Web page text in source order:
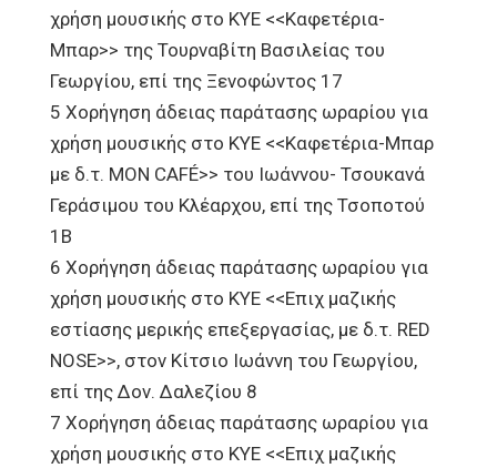
χρήση μουσικής στο ΚΥΕ <<Καφετέρια-
Μπαρ>> της Τουρναβίτη Βασιλείας του
Γεωργίου, επί της Ξενοφώντος 17
5 Χορήγηση άδειας παράτασης ωραρίου για
χρήση μουσικής στο ΚΥΕ <<Καφετέρια-Μπαρ
με δ.τ. ΜΟΝ CAFÉ>> του Ιωάννου- Τσουκανά
Γεράσιμου του Κλέαρχου, επί της Τσοποτού
1Β
6 Χορήγηση άδειας παράτασης ωραρίου για
χρήση μουσικής στο ΚΥΕ <<Επιχ μαζικής
εστίασης μερικής επεξεργασίας, με δ.τ. RED
NOSE>>, στον Κίτσιο Ιωάννη του Γεωργίου,
επί της Δον. Δαλεζίου 8
7 Χορήγηση άδειας παράτασης ωραρίου για
χρήση μουσικής στο ΚΥΕ <<Επιχ μαζικής